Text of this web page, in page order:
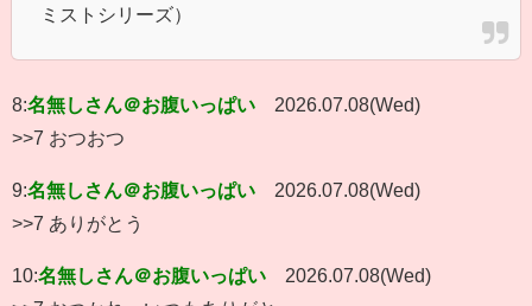
ミストシリーズ）
8:名無しさん＠お腹いっぱい
2026.07.08(Wed)
>>7 おつおつ
9:名無しさん＠お腹いっぱい
2026.07.08(Wed)
>>7 ありがとう
10:名無しさん＠お腹いっぱい
2026.07.08(Wed)